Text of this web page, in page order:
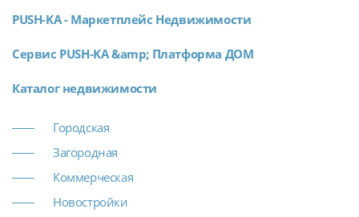
PUSH-KA - Маркетплейс Недвижимости
Сервис PUSH-KA &amp; Платформа ДОМ
Каталог недвижимости
Городская
Загородная
Коммерческая
Новостройки